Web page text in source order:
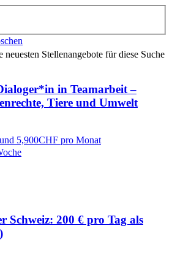
neuesten Stellenangebote für diese Suche
in Teamarbeit –
Tiere und Umwelt
5,900CHF pro Monat
Schweiz: 200 € pro Tag als